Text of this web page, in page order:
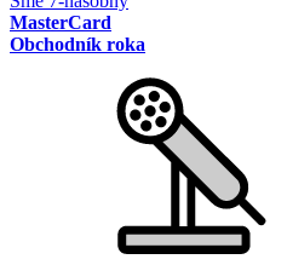
MasterCard
Obchodník roka